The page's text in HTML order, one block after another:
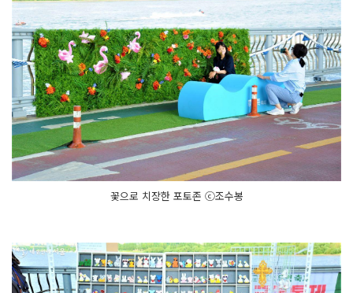
꽃으로 치장한 포토존 ⓒ조수봉